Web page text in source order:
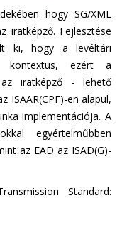
hogy SG/XML
iratképző. Fejlesztése
ki, hogy a levéltári
kontextus, ezért a
iratképző - lehető
ISAAR(CPF)-en alapul,
implementációja. A
egyértelműbben
az EAD az ISAD(G)-
Standard: